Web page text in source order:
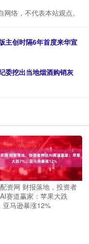
络，不代表本站观点。
主创时隔6年首度来华宣
委挖出当地烟酒购销灰
资网 财报落地，投资者
赛道赢家：苹果大跌
亚马逊暴涨12%